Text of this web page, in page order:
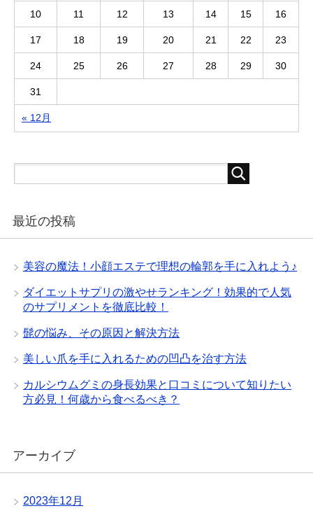
« 12月
10 11 12 13 14 15 16
17 18 19 20 21 22 23
24 25 26 27 28 29 30
31
最近の投稿
美容の魔法！小顔エステで理想の輪郭を手に入れよう♪
ダイエットサプリの激やせランキング！効果的で人気
のサプリメントを徹底比較！
髭の悩み、その原因と解決方法
美しい爪を手に入れるための凹凸を治す方法
カルシウムグミの身長効果と口コミについて知りたい
方必見！何歳から食べるべき？
アーカイブ
2023年12月